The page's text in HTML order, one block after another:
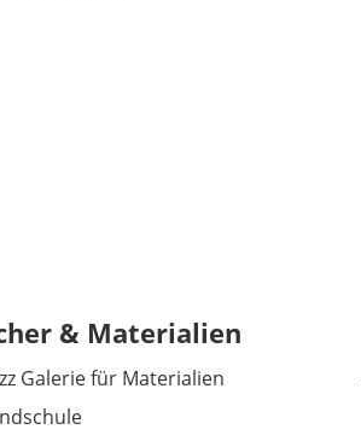
& Materialien
Galerie für Materialien